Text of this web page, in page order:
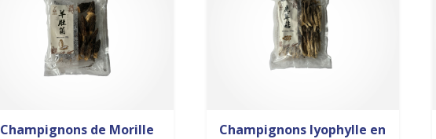
Champignons de Morille
Champignons lyophylle en